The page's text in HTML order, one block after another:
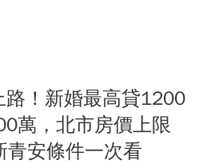
！新婚最高貸1200
萬，北市房價上限
青安條件一次看